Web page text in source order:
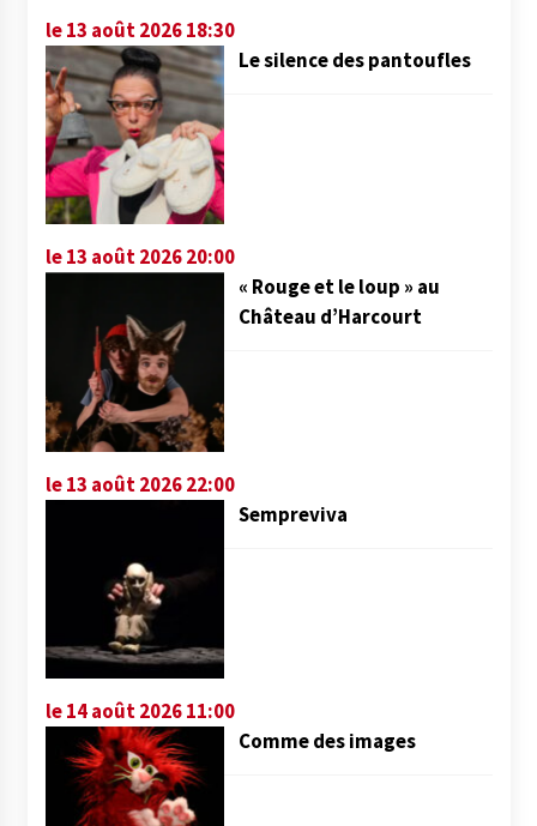
le 13 août 2026 18:30
Le silence des pantoufles
le 13 août 2026 20:00
« Rouge et le loup » au
Château d’Harcourt
le 13 août 2026 22:00
Sempreviva
le 14 août 2026 11:00
Comme des images